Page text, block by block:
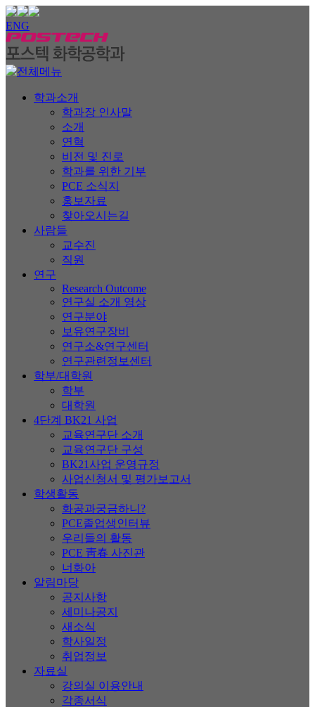
ENG
학과소개
학과장 인사말
소개
연혁
비전 및 진로
학과를 위한 기부
PCE 소식지
홍보자료
찾아오시는길
사람들
교수진
직원
연구
Research Outcome
연구실 소개 영상
연구분야
보유연구장비
연구소&연구센터
연구관련정보센터
학부/대학원
학부
대학원
4단계 BK21 사업
교육연구단 소개
교육연구단 구성
BK21사업 운영규정
사업신청서 및 평가보고서
학생활동
화공과궁금하니?
PCE졸업생인터뷰
우리들의 활동
PCE 靑春 사진관
너화아
알림마당
공지사항
세미나공지
새소식
학사일정
취업정보
자료실
강의실 이용안내
각종서식